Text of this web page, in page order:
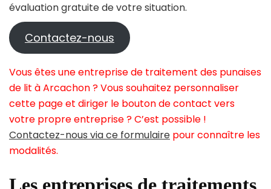
évaluation gratuite de votre situation.
Contactez-nous
Vous êtes une entreprise de traitement des punaises
de lit à Arcachon ? Vous souhaitez personnaliser
cette page et diriger le bouton de contact vers
votre propre entreprise ? C’est possible !
Contactez-nous via ce formulaire pour connaître les
modalités.